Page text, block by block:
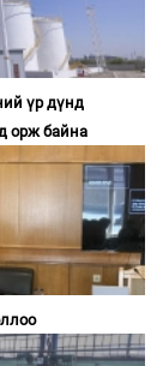
үр дүнд
орж байна